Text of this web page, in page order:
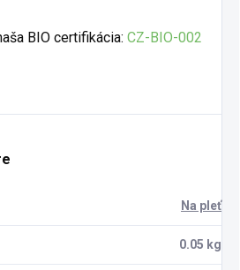
BIO certifikácia: CZ-BIO-002
Na pleť
0.05 kg